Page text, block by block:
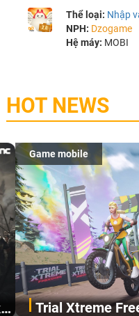
Thể loại: Nhập
NPH: Dzogame
Hệ máy: MOBI
HOT NEWS
Game mobile
Trial Xtreme